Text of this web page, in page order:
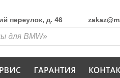
переулок, д. 46
ГАРАНТИЯ